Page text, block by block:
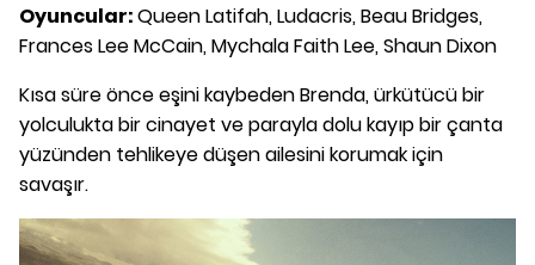
Oyuncular:Queen Latifah, Ludacris, Beau Bridges,
Frances Lee McCain, Mychala Faith Lee, Shaun Dixon
Kısa süre önce eşini kaybeden Brenda, ürkütücü bir
yolculukta bir cinayet ve parayla dolu kayıp bir çanta
yüzünden tehlikeye düşen ailesini korumak için
savaşır.